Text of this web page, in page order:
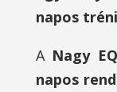
napos
A Nagy
napos